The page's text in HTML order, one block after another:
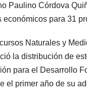
Paulino Córdova
para 31
Naturales y
la distribución de
para el Desarrollo
el primer año de su